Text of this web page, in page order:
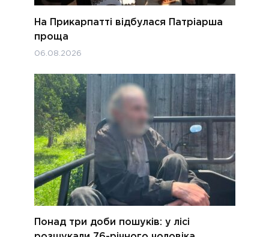
На Прикарпатті відбулася Патріарша
проща
06.08.2026
Понад три доби пошуків: у лісі